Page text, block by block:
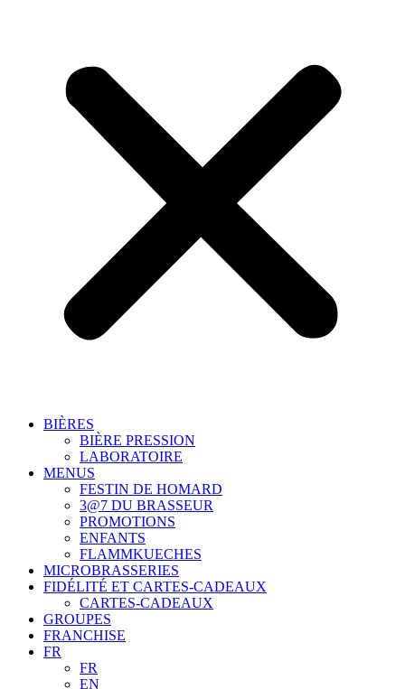
BIÈRES
BIÈRE PRESSION
LABORATOIRE
MENUS
FESTIN DE HOMARD
3@7 DU BRASSEUR
PROMOTIONS
ENFANTS
FLAMMKUECHES
MICROBRASSERIES
FIDÉLITÉ ET CARTES-CADEAUX
CARTES-CADEAUX
GROUPES
FRANCHISE
FR
FR
EN